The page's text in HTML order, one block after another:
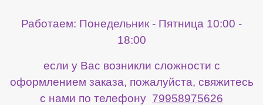
Работаем: Понедельник - Пятница 10:00 -
18:00
если у Вас возникли сложности с
оформлением заказа, пожалуйста, свяжитесь
с нами по телефону 79958975626